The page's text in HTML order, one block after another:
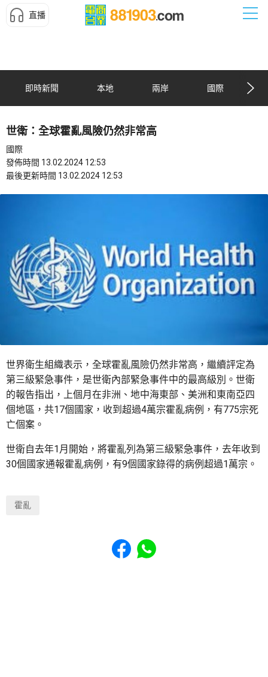
直播
即時新聞 本地 兩岸 國際
世衛：全球霍亂風險仍然非常高
國際
發佈時間 13.02.2024 12:53
最後更新時間 13.02.2024 12:53
世界衛生組織表示，全球霍亂風險仍然非常高，繼續評定為
第三級緊急事件，是世衛內部緊急事件中的最高級別。世衛
的報告指出，上個月在非洲、地中海東部、美洲和東南亞四
個地區，共17個國家，收到超過4萬宗霍亂病例，有775宗死
亡個案。
世衛自去年1月開始，將霍亂列為第三級緊急事件，去年收到
30個國家通報霍亂病例，有9個國家錄得的病例超過1萬宗。
霍亂
Share to Facebook
Share to WhatsApp